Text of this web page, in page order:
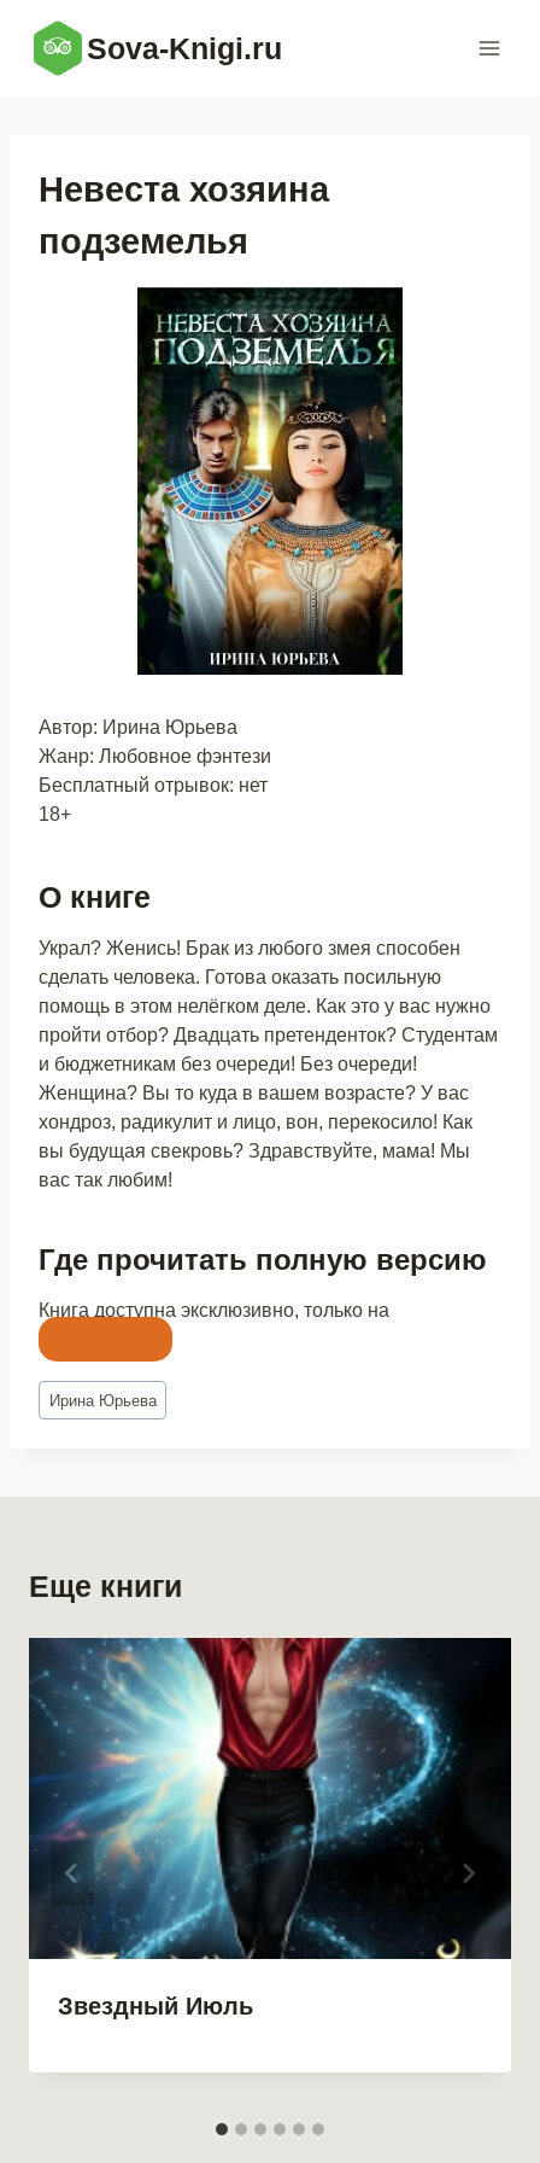
содержимому
Sova-Knigi.ru
Невеста хозяина
подземелья
Автор: Ирина Юрьева
Жанр: Любовное фэнтези
Бесплатный отрывок: нет
18+
О книге
Украл? Женись! Брак из любого змея способен
сделать человека. Готова оказать посильную
помощь в этом нелёгком деле. Как это у вас нужно
пройти отбор? Двадцать претенденток? Студентам
и бюджетникам без очереди! Без очереди!
Женщина? Вы то куда в вашем возрасте? У вас
хондроз, радикулит и лицо, вон, перекосило! Как
вы будущая свекровь? Здравствуйте, мама! Мы
вас так любим!
Где прочитать полную версию
Книга доступна эксклюзивно, только на
Метки
записи:
Ирина Юрьева
Еще книги
Звездный Июль